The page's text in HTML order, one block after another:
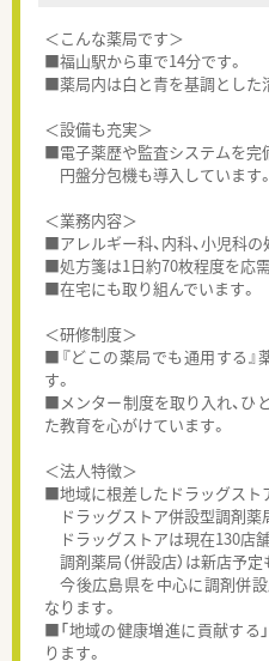
＜こんな薬局です＞
■福山駅から車で14分です。
■薬局内は白と青を基調とした
＜設備も充実＞
■電子薬歴や監査システムを完
円盤分包機も導入しています。
＜業務内容＞
■アレルギー科、内科、小児科の
■処方箋は1日約70枚程度を応需
■在宅にも取り組んでいます。
＜研修制度＞
■『どこの薬局でも通用する』
す。
■メンター制度を取り入れ、ひ
た教育を心がけています。
＜法人特徴＞
■地域に根差したドラッグスト
ドラッグストア併設型調剤薬
ドラッグストアは現在130店
調剤薬局（併設店）は新店予
今後広島県を中心に調剤併
なります。
■「地域の健康増進に貢献する
ります。